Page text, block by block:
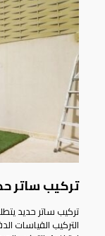
تركيب ساتر
تركيب ساتر حديد
التركيب القياسات